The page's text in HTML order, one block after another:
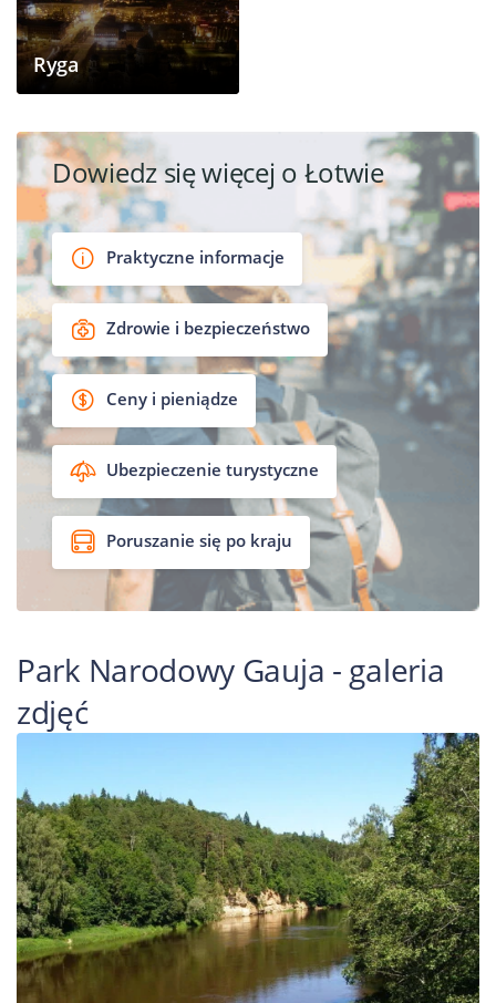
Ryga
Dowiedz się więcej o Łotwie
Praktyczne informacje
Zdrowie i bezpieczeństwo
Ceny i pieniądze
Ubezpieczenie turystyczne
Poruszanie się po kraju
Park Narodowy Gauja - galeria
zdjęć